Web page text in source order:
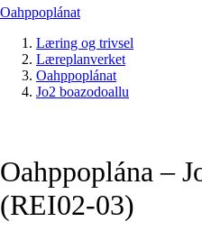
Oahppoplánat
Læring og trivsel
Læreplanverket
Oahppoplánat
Jo2 boazodoallu
Oahppoplána –
(REI02‑03)